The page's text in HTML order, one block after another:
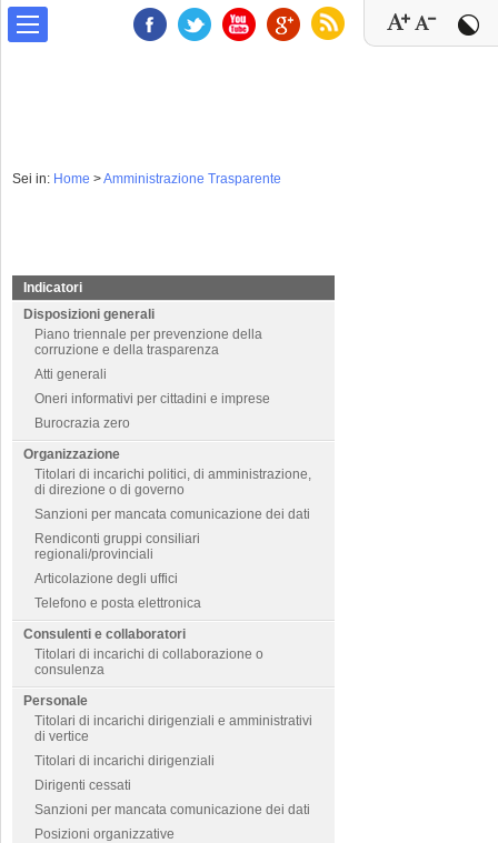
Sei in: Home >Amministrazione Trasparente
Indicatori
Disposizioni generali
Piano triennale per prevenzione della
corruzione e della trasparenza
Atti generali
Oneri informativi per cittadini e imprese
Burocrazia zero
Organizzazione
Titolari di incarichi politici, di amministrazione,
di direzione o di governo
Sanzioni per mancata comunicazione dei dati
Rendiconti gruppi consiliari
regionali/provinciali
Articolazione degli uffici
Telefono e posta elettronica
Consulenti e collaboratori
Titolari di incarichi di collaborazione o
consulenza
Personale
Titolari di incarichi dirigenziali e amministrativi
di vertice
Titolari di incarichi dirigenziali
Dirigenti cessati
Sanzioni per mancata comunicazione dei dati
Posizioni organizzative